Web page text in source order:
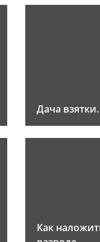
Дача взятки.
Как